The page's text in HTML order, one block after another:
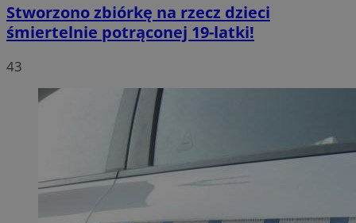
Stworzono zbiórkę na rzecz dzieci
śmiertelnie potrąconej 19-latki!
43